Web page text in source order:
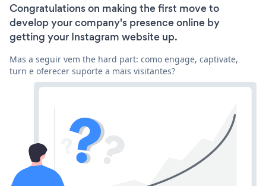
Congratulations on making the first move to
develop your company's presence online by
getting your Instagram website up.
Mas a seguir vem the hard part: como engage, captivate,
turn e oferecer suporte a mais visitantes?